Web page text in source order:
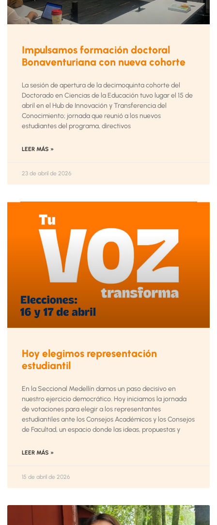
Impulsamos formación doctoral
Bonaventuriana con nueva cohorte
La sesión de apertura de la decimoquinta cohorte del
Doctorado en Ciencias de la Educación tuvo lugar el 15 de
abril en el Hub de Innovación y Transferencia del
Conocimiento; jornada que reunió a los nuevos
estudiantes del programa, directivos
LEER MÁS »
23 de abril de 2026
Hoy elegimos representación
estudiantil
En la Seccional Medellín damos un paso decisivo en
nuestro ejercicio democrático. Hoy iniciamos la jornada
de votaciones para elegir a los representantes
estudiantiles ante los Consejos Académicos y los Consejos
de Facultad, un espacio donde las ideas, propuestas y
LEER MÁS »
15 de abril de 2026